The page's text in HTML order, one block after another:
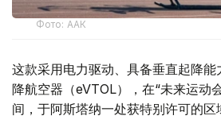
Фото: ААК
这款采用电力驱动、具备垂直起降
降航空器（eVTOL），在“未来运动
间，于阿斯塔纳一处获特别许可的区